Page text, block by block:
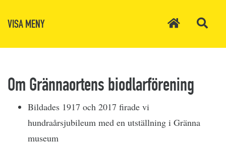
VISA MENY
Om Grännaortens biodlarförening
Bildades 1917 och 2017 firade vi
hundraårsjubileum med en utställning i Gränna
museum